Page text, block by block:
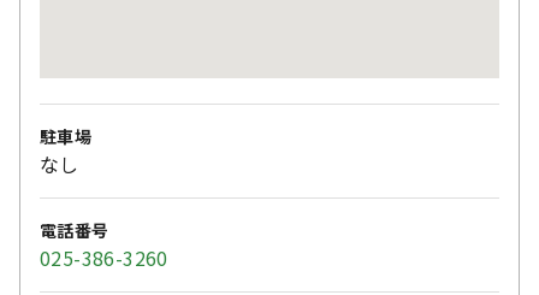
駐車場
なし
電話番号
025-386-3260